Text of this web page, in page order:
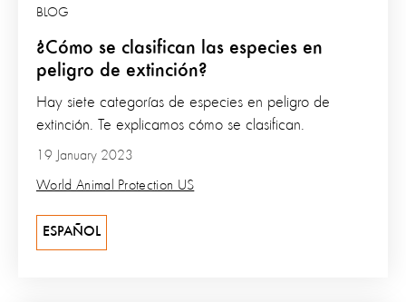
¿Cómo se clasifican las especies en
peligro de extinción?
BLOG
19 January 2023
World Animal Protection US
Hay siete categorías de especies en peligro de
extinción. Te explicamos cómo se clasifican.
ESPAÑOL